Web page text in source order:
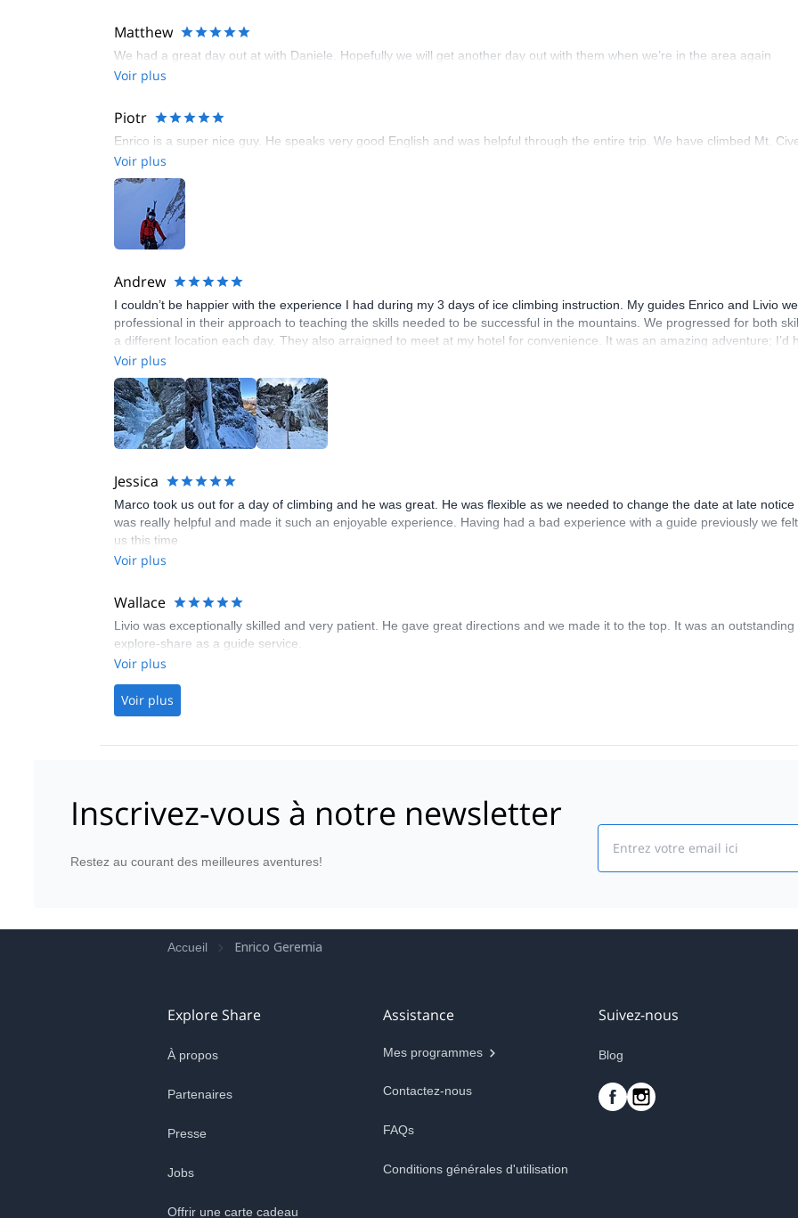
Matthew
We had a great day out at with Daniele. Hopefully we will get another day out with them when we’re in the area again
Voir plus
Piotr
Enrico is a super nice guy. He speaks very good English and was helpful through the entire trip. We have climbed Mt.
Voir plus
Andrew
I couldn’t be happier with the experience I had during my 3 days of ice climbing instruction. My guides Enrico and Livio
professional in their approach to teaching the skills needed to be successful in the mountains. We progressed for both
a different location each day. They also arraigned to meet at my hotel for convenience. It was an amazing adventure;
looking to take their ice climbing skills to the next level!
Voir plus
Jessica
Marco took us out for a day of climbing and he was great. He was flexible as we needed to change the date at late
was really helpful and made it such an enjoyable experience. Having had a bad experience with a guide previously we
us this time
Voir plus
Wallace
Livio was exceptionally skilled and very patient. He gave great directions and we made it to the top. It was an
explore-share as a guide service.
Voir plus
Voir plus
Inscrivez-vous à notre newsletter
Restez au courant des meilleures aventures!
Accueil Enrico Geremia
Explore Share
À propos
Partenaires
Presse
Jobs
Offrir une carte cadeau
Assistance
Mes programmes
Contactez-nous
FAQs
Conditions générales d'utilisation
Suivez-nous
Blog